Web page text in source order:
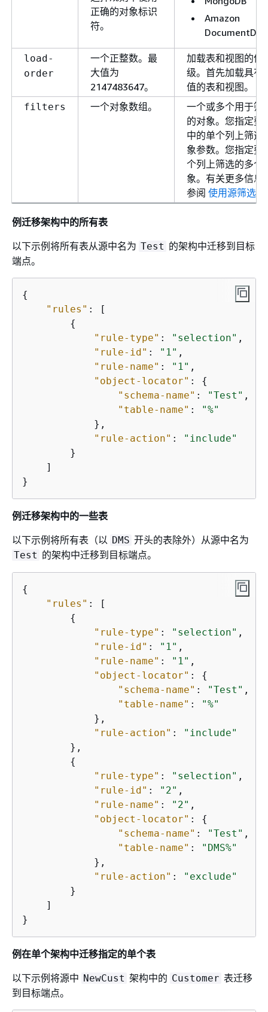
正确的对象标识
符。
Amazon
DocumentDB
load-
order
一个正整数。最
大值为
2147483647。
加载表和视图的优
级。首先加载具有
值的表和视图。
filters 一个对象数组。
一个或多个用于筛
的对象。您指定要
中的单个列上筛选
象参数。您指定要
个列上筛选的多个
象。有关更多信息
参阅 使用源筛选器
例迁移架构中的所有表
以下示例将所有表从源中名为 Test 的架构中迁移到目标
端点。
{
"rules" : [
{
"rule-type" : "selection" ,
"rule-id" : "1" ,
"rule-name" : "1" ,
"object-locator" : {
"schema-name" : "Test" ,
"table-name" :
"%"
            },
"rule-action" :
"include"
        }
    ]
}
例迁移架构中的一些表
以下示例将所有表（以 DMS 开头的表除外）从源中名为
Test 的架构中迁移到目标端点。
{
"rules" : [
{
"rule-type" : "selection" ,
"rule-id" : "1" ,
"rule-name" : "1" ,
"object-locator" : {
"schema-name" : "Test" ,
"table-name" :
"%"
            },
"rule-action" :
"include"
        },
{
"rule-type" : "selection" ,
"rule-id" : "2" ,
"rule-name" : "2" ,
"object-locator" : {
"schema-name" : "Test" ,
"table-name" :
"DMS%"
            },
"rule-action" :
"exclude"
        }
    ]
}
例在单个架构中迁移指定的单个表
以下示例将源中 NewCust 架构中的 Customer 表迁移
到目标端点。